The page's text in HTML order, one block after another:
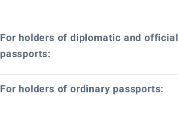
For holders of diplomatic and official
passports:
For holders of ordinary passports: